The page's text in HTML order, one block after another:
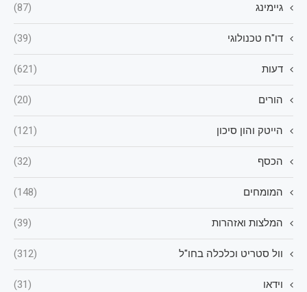
גיימינג (87)
דו"ח טכנולוגי (39)
דעות (621)
הורים (20)
הייטק והון סיכון (121)
הכסף (32)
המומחים (148)
המלצות ואזהרות (39)
וול סטריט וכלכלה בחו"ל (312)
וידאו (31)